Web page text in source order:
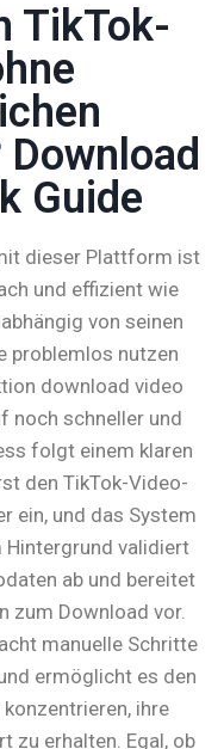
TikTok-
Guide
dieser Plattform ist
und effizient wie
von seinen
problemlos nutzen
download video
noch schneller und
folgt einem klaren
den TikTok-Video-
ein, und das System
validiert
ab und bereitet
zum Download vor.
manuelle Schritte
ermöglicht es den
ihre
zu erhalten. Egal, ob